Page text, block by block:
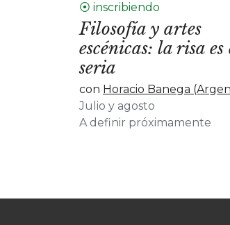
⦿ inscribiendo
Filosofía y artes
escénicas: la risa es
seria
con Horacio Banega
Julio y agosto
A definir próximamente